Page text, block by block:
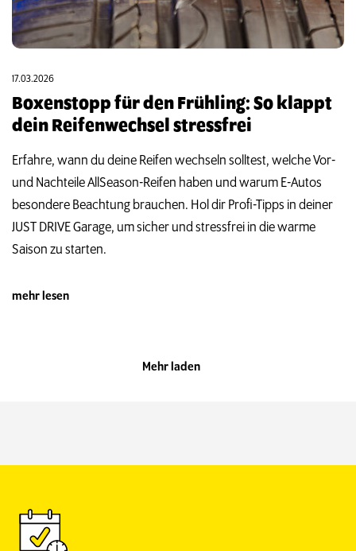
17.03.2026
Boxenstopp für den Frühling: So klappt
dein Reifenwechsel stressfrei
Erfahre, wann du deine Reifen wechseln solltest, welche Vor-
und Nachteile AllSeason-Reifen haben und warum E-Autos
besondere Beachtung brauchen. Hol dir Profi-Tipps in deiner
JUST DRIVE Garage, um sicher und stressfrei in die warme
Saison zu starten.
mehr lesen
Mehr laden